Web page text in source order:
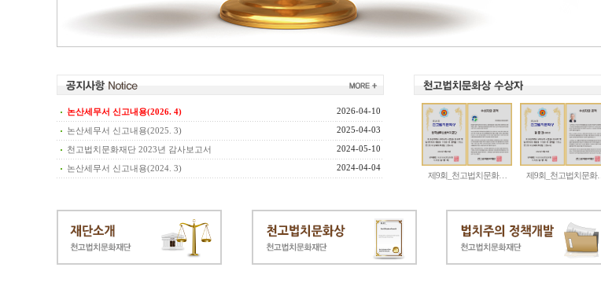
논산세무서 신고내용(2026. 4) 2026-04-10
논산세무서 신고내용(2025. 3) 2025-04-03
천고법치문화재단 2023년 감사보고서 2024-05-10
논산세무서 신고내용(2024. 3) 2024-04-04
제9회_천고법치문화… 제9회_천고법치문화…